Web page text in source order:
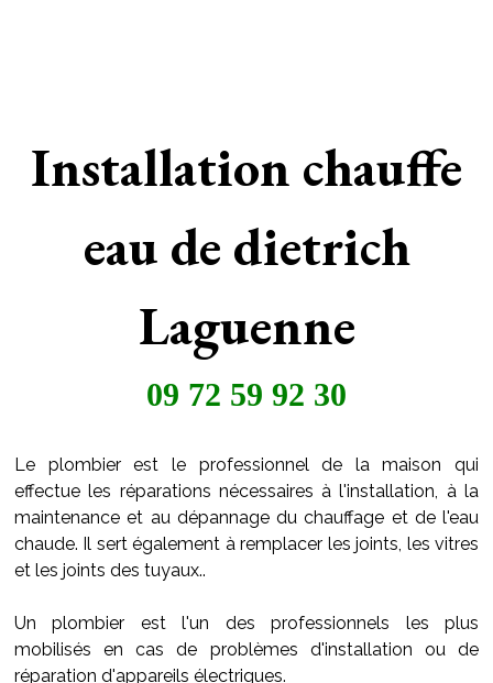
Installation chauffe
eau de dietrich
Laguenne
09 72 59 92 30
Le plombier est le professionnel de la maison qui
effectue les réparations nécessaires à l'installation, à la
maintenance et au dépannage du chauffage et de l'eau
chaude. Il sert également à remplacer les joints, les vitres
et les joints des tuyaux..
Un plombier est l'un des professionnels les plus
mobilisés en cas de problèmes d'installation ou de
réparation d'appareils électriques.